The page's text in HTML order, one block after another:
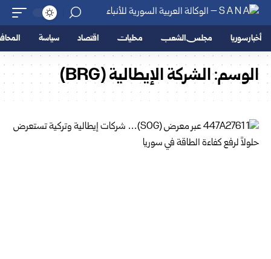
أخبار سوريا مجلس الشعب محليات اقتصاد سياسة
الوسم:الشركة الإيطالية (BRG)